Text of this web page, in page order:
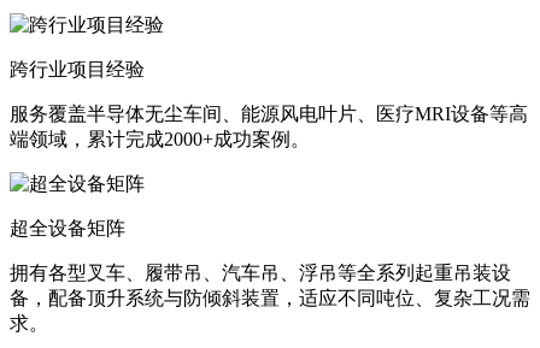
跨行业项目经验
服务覆盖半导体无尘车间、能源风电叶片、医疗MRI设备等高
端领域，累计完成2000+成功案例。
超全设备矩阵
拥有各型叉车、履带吊、汽车吊、浮吊等全系列起重吊装设
备，配备顶升系统与防倾斜装置，适应不同吨位、复杂工况需
求。